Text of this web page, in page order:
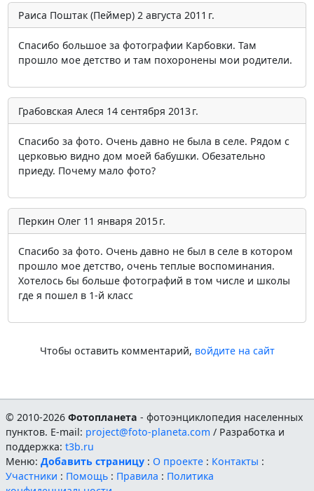
Раиса Поштак (Пеймер) 2 августа 2011 г.
Спасибо большое за фотографии Карбовки. Там
прошло мое детство и там похоронены мои родители.
Грабовская Алеся 14 сентября 2013 г.
Спасибо за фото. Очень давно не была в селе. Рядом с
церковью видно дом моей бабушки. Обезательно
приеду. Почему мало фото?
Перкин Олег 11 января 2015 г.
Спасибо за фото. Очень давно не был в селе в котором
прошло мое детство, очень теплые воспоминания.
Хотелось бы больше фотографий в том числе и школы
где я пошел в 1-й класс
Чтобы оставить комментарий, войдите на сайт
© 2010-2026Фотопланета - фотоэнциклопедия населенных
пунктов. E-mail: project@foto-planeta.com / Разработка и
поддержка:t3b.ru
Меню:Добавить страницу : О проекте : Контакты :
Участники : Помощь : Правила : Политика